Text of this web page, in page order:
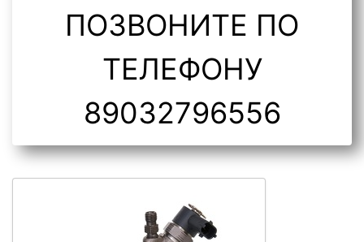
ПОЗВОНИТЕ ПО
ТЕЛЕФОНУ
89032796556